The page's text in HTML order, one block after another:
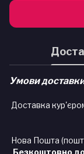
Умови
Доставка
Нова Пошта